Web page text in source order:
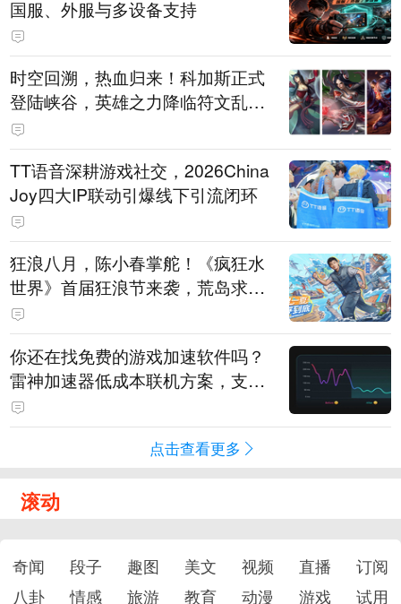
国服、外服与多设备支持
时空回溯，热血归来！科加斯正式
登陆峡谷，英雄之力降临符文乱
斗！
TT语音深耕游戏社交，2026China
Joy四大IP联动引爆线下引流闭环
狂浪八月，陈小春掌舵！《疯狂水
世界》首届狂浪节来袭，荒岛求生
直播即将开启
你还在找免费的游戏加速软件吗？
雷神加速器低成本联机方案，支持
免费试用
点击查看更多
滚动
奇闻 段子 趣图 美文 视频 直播
订阅
八卦
情感 旅游 教育 动漫 游戏 试用